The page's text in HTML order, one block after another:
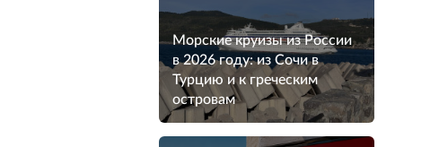
Морские круизы из России
в 2026 году: из Сочи в
Турцию и к греческим
островам